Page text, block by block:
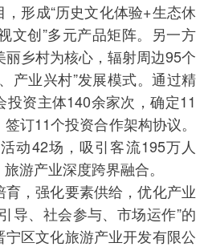
形成“历史文化体验+生态休
文创”多元产品矩阵。另一方
乡村为核心，辐射周边95个
产业兴村”发展模式。通过精
资主体140余家次，确定11
订11个投资合作架构协议。
动42场，吸引客流195万人
游产业深度跨界融合。
，强化要素供给，优化产业
导、社会参与、市场运作”的
区文化旅游产业开发有限公